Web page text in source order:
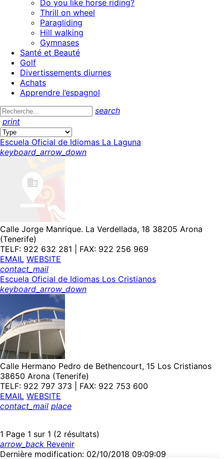
Do you like horse riding?
Thrill on wheel
Paragliding
Hill walking
Gymnases
Santé et Beauté
Golf
Divertissements diurnes
Achats
Apprendre l’espagnol
search
print
Escuela Oficial de Idiomas La Laguna
keyboard_arrow_down
Calle Jorge Manrique. La Verdellada, 18 38205 Arona
(Tenerife)
TELF: 922 632 281 | FAX: 922 256 969
EMAIL WEBSITE
contact_mail
Escuela Oficial de Idiomas Los Cristianos
keyboard_arrow_down
Calle Hermano Pedro de Bethencourt, 15 Los Cristianos
38650 Arona (Tenerife)
TELF: 922 797 373 | FAX: 922 753 600
EMAIL WEBSITE
contact_mail place
1 Page 1 sur 1 (2 résultats)
arrow_back Revenir
Dernière modification: 02/10/2018 09:09:09